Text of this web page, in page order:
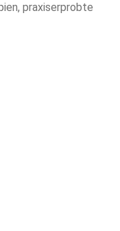
praxiserprobte